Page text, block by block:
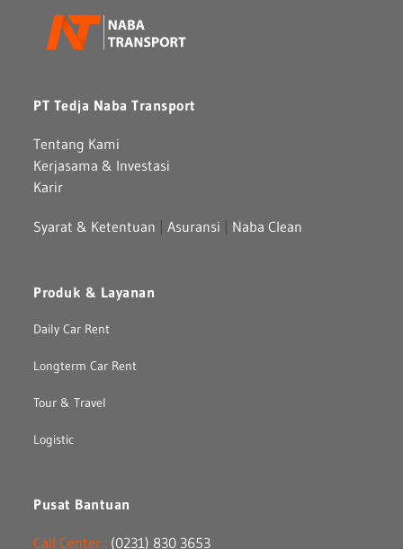
PT Tedja Naba Transport
Tentang Kami
Kerjasama & Investasi
Karir
Syarat & Ketentuan |Asuransi | Naba Clean
Produk & Layanan
Daily Car Rent
Longterm Car Rent
Tour & Travel
Logistic
Pusat Bantuan
Call Center : (0231) 830 3653